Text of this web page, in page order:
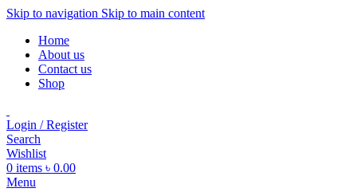
Skip to navigation Skip to main content
Home
About us
Contact us
Shop
Login / Register
Search
Wishlist
0 items ৳ 0.00
Menu